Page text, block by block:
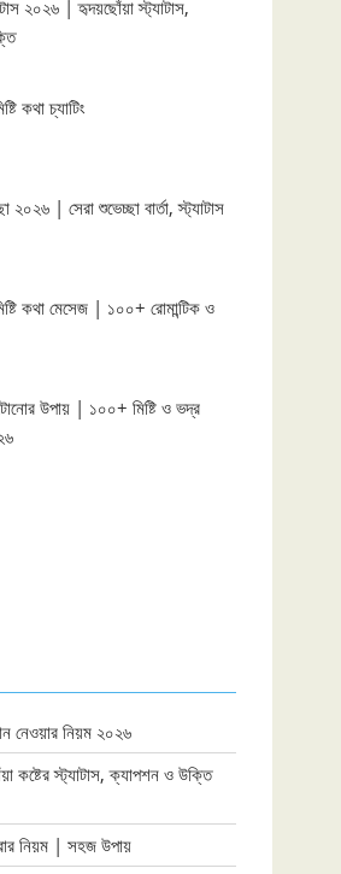
২০২৬ | হৃদয়ছোঁয়া স্ট্যাটাস,
কথা চ্যাটিং
২০২৬ | সেরা শুভেচ্ছা বার্তা, স্ট্যাটাস
কথা মেসেজ | ১০০+ রোমান্টিক ও
উপায় | ১০০+ মিষ্টি ও ভদ্র
নেওয়ার নিয়ম ২০২৬
কষ্টের স্ট্যাটাস, ক্যাপশন ও উক্তি
নিয়ম | সহজ উপায়